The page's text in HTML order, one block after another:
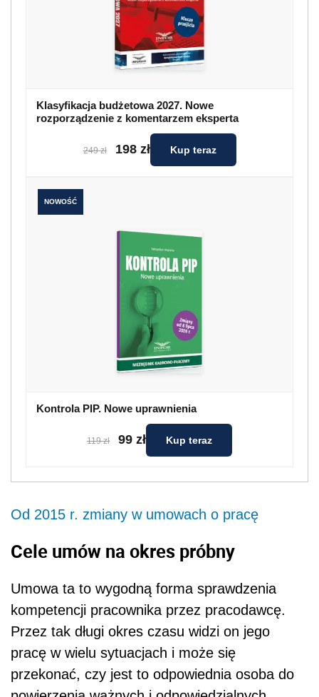
Klasyfikacja budżetowa 2027. Nowe
rozporządzenie z komentarzem eksperta
249 zł 198 zł Kup teraz
NOWOŚĆ
Kontrola PIP. Nowe uprawnienia
119 zł 99 zł Kup teraz
Od 2015 r. zmiany w umowach o pracę
Cele umów na okres próbny
Umowa ta to wygodną forma sprawdzenia
kompetencji pracownika przez pracodawcę.
Przez tak długi okres czasu widzi on jego
pracę w wielu sytuacjach i może się
przekonać, czy jest to odpowiednia osoba do